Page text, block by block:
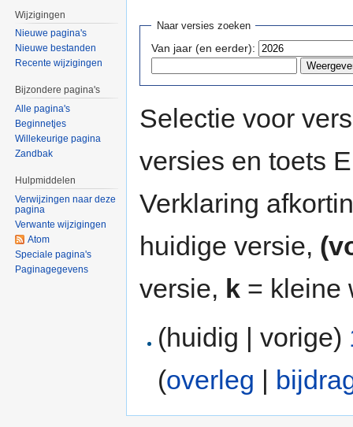
Naar versies zoeken
Van jaar (en eerder):
Selectie voor
versies en toets
Verklaring
huidige versie,
versie, k = kleine
(huidig | vorige)
(overleg |
Wijzigingen
Nieuwe pagina's
Nieuwe bestanden
Recente wijzigingen
Bijzondere pagina's
Alle pagina's
Beginnetjes
Willekeurige pagina
Zandbak
Hulpmiddelen
Verwijzingen naar deze
pagina
Verwante wijzigingen
Atom
Speciale pagina's
Paginagegevens